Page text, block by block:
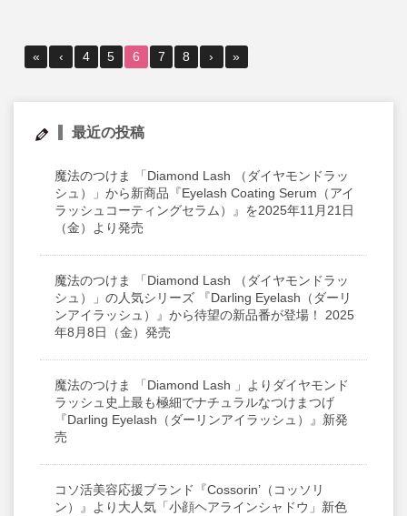
« ‹ 4 5 6 7 8 › »
最近の投稿
魔法のつけま 「Diamond Lash （ダイヤモンドラッ
シュ）」から新商品『Eyelash Coating Serum（アイ
ラッシュコーティングセラム）』を2025年11月21日
（金）より発売
魔法のつけま 「Diamond Lash （ダイヤモンドラッ
シュ）」の人気シリーズ 『Darling Eyelash（ダーリ
ンアイラッシュ）』から待望の新品番が登場！ 2025
年8月8日（金）発売
魔法のつけま 「Diamond Lash 」よりダイヤモンド
ラッシュ史上最も極細でナチュラルなつけまつげ
『Darling Eyelash（ダーリンアイラッシュ）』新発
売
コソ活美容応援ブランド『Cossorin’（コッソリ
ン）』より大人気「小顔ヘアラインシャドウ」新色